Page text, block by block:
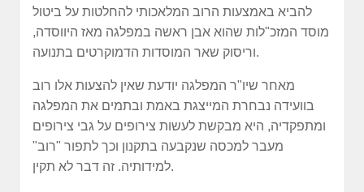
להביא באמצעות הרוב המלאכותי להחלטות על ביטול
מוסד המזכ"לות שהוא אבן ראשה במפלגה מאז היווסדה,
וריסוק שאר המוסדות הדמוקרטים בתנועה.
מאחר שיו"ר המפלגה יודעת שאין להצעות אלו רוב
בוועידה נבחרת המייצגת באמת ובתמים את המפלגה
ומתפקדיה, היא מבקשת לעשות צירופים על גבי צירופים
מעבר למכסה שנקבעה בתקנון וכך לתפור "רוב"
למידותיה. זה דבר לא תקין.